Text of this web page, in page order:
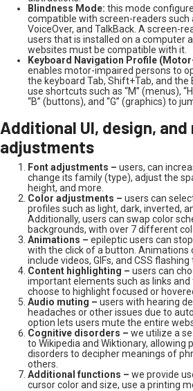
Blindness Mode: this mode
compatible with screen-readers such
VoiceOver, and TalkBack. A screen-
users that is installed on a computer
websites must be compatible with it.
Keyboard Navigation Profile
enables motor-impaired persons to
the keyboard Tab, Shift+Tab, and the
use shortcuts such as “M” (menus),
“B” (buttons), and “G” (graphics) to
Additional UI, design,
adjustments
Font adjustments – users, can
change its family (type), adjust the
height, and more.
Color adjustments – users can
profiles such as light, dark, inverted,
Additionally, users can swap color
backgrounds, with over 7 different
Animations – epileptic users can
with the click of a button. Animations
include videos, GIFs, and CSS flashing
Content highlighting – users can
important elements such as links and
choose to highlight focused or
Audio muting – users with hearing
headaches or other issues due to
option lets users mute the entire
Cognitive disorders – we utilize a
to Wikipedia and Wiktionary, allowing
disorders to decipher meanings of
others.
Additional functions – we provide
cursor color and size, use a printing